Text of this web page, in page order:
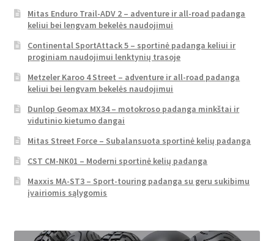
Mitas Enduro Trail-ADV 2 – adventure ir all-road padanga
keliui bei lengvam bekelės naudojimui
Continental SportAttack 5 – sportinė padanga keliui ir
proginiam naudojimui lenktynių trasoje
Metzeler Karoo 4 Street – adventure ir all-road padanga
keliui bei lengvam bekelės naudojimui
Dunlop Geomax MX34 – motokroso padanga minkštai ir
vidutinio kietumo dangai
Mitas Street Force – Subalansuota sportinė kelių padanga
CST CM-NK01 – Moderni sportinė kelių padanga
Maxxis MA-ST3 – Sport-touring padanga su geru sukibimu
įvairiomis sąlygomis